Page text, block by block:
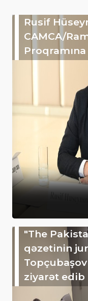
Rusif
CAMCA/
"The
qəzetinin
ziyarət edib